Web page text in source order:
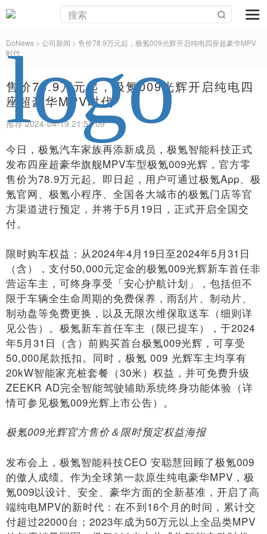
DoNews > 公司新闻 > 售价78.9万元起，极氪009光辉开启纯电四座超豪华MPV
时代
售价78.9万元起，极氪009光辉开启纯电四
座超豪华MPV时代
推荐 2024-04-19 21:51:09
今日，极氪汽车家族再添新成员，极氪智能科技正式
发布四座超豪华旗舰MPV车型极氪009光辉，官方零
售价为78.9万元起。即日起，用户可通过极氪App、极
氪官网、极氪小程序、全国各大城市的极氪门店等官
方渠道进行预定，并将于5月19日，正式开启全国交
付。
限时购车权益：从2024年4月19日至2024年5月31日
（含），支付50,000元定金的极氪009光辉新车首任非
营运车主，可终身享受「安心护航计划」，包括但不
限于车辆全生命周期的免费保养，雨刮片、制动片、
制动盘等免费更换，以及无限次维保取送车（细则详
见公告）。极氪新车首任车主（限已提车），于2024
年5月31日（含）前购买首台极氪009光辉，可享受
50,000尾款抵扣。同时，极氪 009 光辉车主均享有
20kW智能家充桩套餐（30米）权益，并可免费升级
ZEEKR AD完全智能驾驶辅助系统终身功能体验（详
情可参见极氪009光辉上市公告）。
极氪009光辉官方售价＆限时预定权益海报
发布会上，极氪智能科技CEO 安聪慧回顾了极氪009
的傲人成绩。作为全球第一款原生纯电豪华MPV，极
氪009以设计、安全、豪华方面的全新基准，开启了高
端纯电MPV的新时代：在不到16个月的时间，累计交
付超过22000台；2023年成为50万元以上全品类MPV